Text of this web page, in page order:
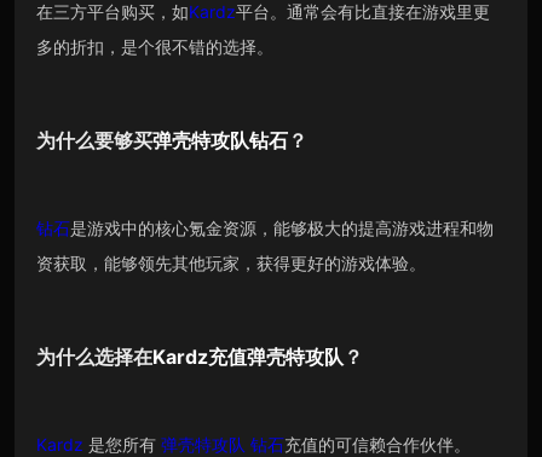
在三方平台购买，如Kardz平台。通常会有比直接在游戏里更
多的折扣，是个很不错的选择。
为什么要够买弹壳特攻队钻石？
钻石是游戏中的核心氪金资源，能够极大的提高游戏进程和物
资获取，能够领先其他玩家，获得更好的游戏体验。
为什么选择在Kardz充值弹壳特攻队？
Kardz 是您所有 弹壳特攻队 钻石充值的可信赖合作伙伴。